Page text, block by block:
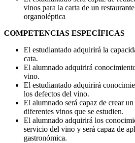
vinos para la carta de un
organoléptica
COMPETENCIAS ESPECÍFICAS
El estudiantado adquirirá la
cata.
El alumnado adquirirá
vino.
El estudiantado adquirirá
los defectos del vino.
El alumnado será capaz de crear
diferentes vinos que se estudien.
El alumnado adquirirá los
servicio del vino y será capaz de
gastronómica.